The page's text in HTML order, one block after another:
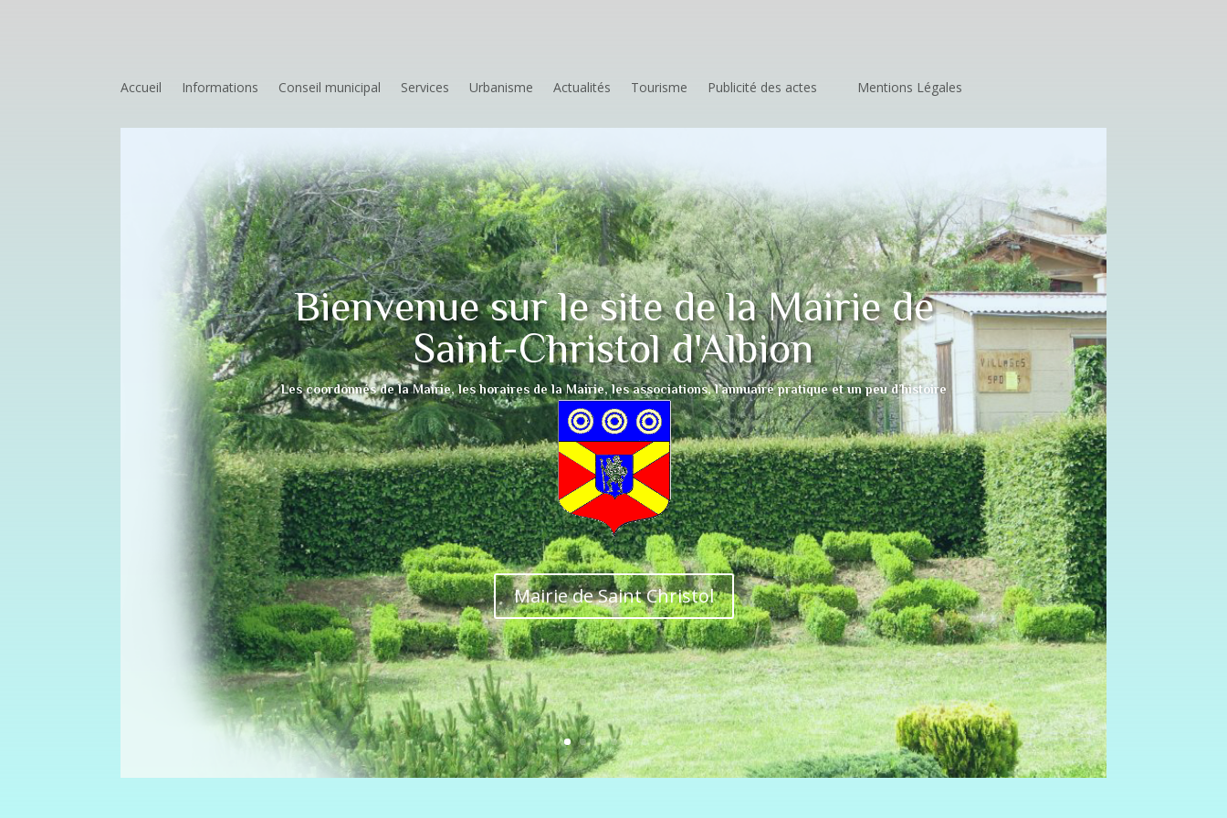
Accueil Informations Conseil municipal Services Urbanisme Actualités Tourisme Publicité des actes Mentions Légales
Bienvenue sur le site de la Mairie de
Saint-Christol d'Albion
Les coordonnés de la Mairie, les horaires de la Mairie, les associations, l’annuaire pratique et un peu d’histoire
Mairie de Saint Christol